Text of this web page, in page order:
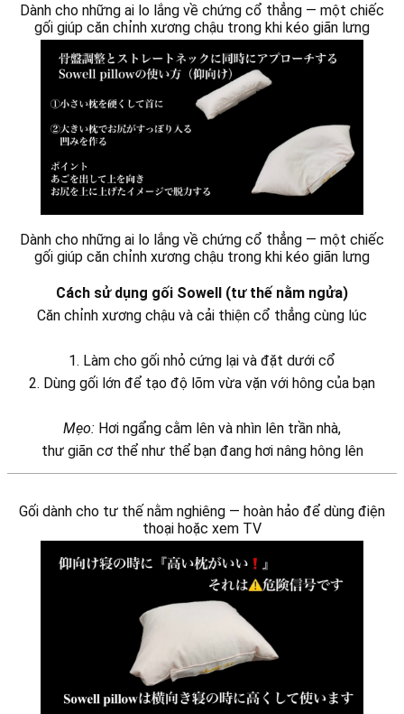
Dành cho những ai lo lắng về chứng cổ thẳng — một chiếc
gối giúp căn chỉnh xương chậu trong khi kéo giãn lưng
Dành cho những ai lo lắng về chứng cổ thẳng — một chiếc
gối giúp căn chỉnh xương chậu trong khi kéo giãn lưng
Cách sử dụng gối Sowell (tư thế nằm ngửa)
Căn chỉnh xương chậu và cải thiện cổ thẳng cùng lúc
1. Làm cho gối nhỏ cứng lại và đặt dưới cổ
2. Dùng gối lớn để tạo độ lõm vừa vặn với hông của bạn
Mẹo: Hơi ngẩng cằm lên và nhìn lên trần nhà,
thư giãn cơ thể như thể bạn đang hơi nâng hông lên
Gối dành cho tư thế nằm nghiêng — hoàn hảo để dùng điện
thoại hoặc xem TV